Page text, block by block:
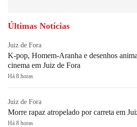
Últimas Notícias
Juiz de Fora
K-pop, Homem-Aranha e desenhos
cinema em Juiz de Fora
Há 8 horas
Juiz de Fora
Morre rapaz atropelado por carreta em
Há 8 horas